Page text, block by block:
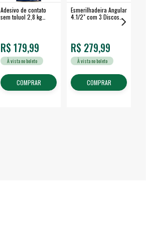
Adesivo de contato
sem toluol 2,8 kg
R$ 179,99
À vista no boleto
COMPRAR
Esmerilhadeira Angular
4.1/2" com 3 Discos
R$ 279,99
À vista no boleto
COMPRAR